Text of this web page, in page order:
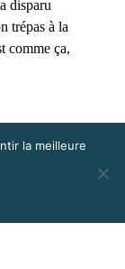
disparu
trépas à la
comme ça,
la meilleure